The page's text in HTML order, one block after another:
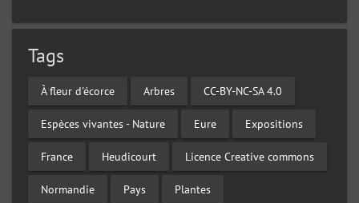
Tags
À fleur d'écorce Arbres CC-BY-NC-SA 4.0
Espèces vivantes - Nature Eure Expositions
France Heudicourt Licence Creative commons
Normandie Pays Plantes